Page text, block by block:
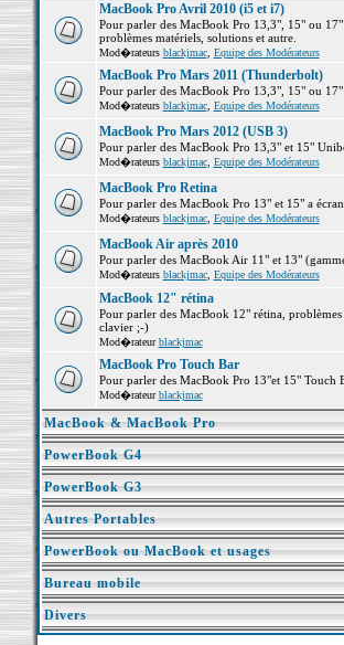
MacBook Pro Avril 2010 (i5 et i7)
Pour parler des MacBook Pro 13,3", 15" ou
problèmes matériels, solutions et autre.
Mod�rateurs blackjmac, Equipe des Modérateurs
MacBook Pro Mars 2011 (Thunderbolt)
Pour parler des MacBook Pro 13,3", 15" ou
Mod�rateurs blackjmac, Equipe des Modérateurs
MacBook Pro Mars 2012 (USB 3)
Pour parler des MacBook Pro 13,3" et 15"
Mod�rateurs blackjmac, Equipe des Modérateurs
MacBook Pro Retina
Pour parler des MacBook Pro 13" et 15" a
Mod�rateurs blackjmac, Equipe des Modérateurs
MacBook Air après 2010
Pour parler des MacBook Air 11" et 13"
Mod�rateurs blackjmac, Equipe des Modérateurs
MacBook 12" rétina
Pour parler des MacBook 12" rétina,
clavier ;-)
Mod�rateurblackjmac
MacBook Pro Touch Bar
Pour parler des MacBook Pro 13"et 15" Touch
Mod�rateurblackjmac
MacBook & MacBook Pro
PowerBook G4
PowerBook G3
Autres Portables
PowerBook ou MacBook et usages
Bureau mobile
Divers